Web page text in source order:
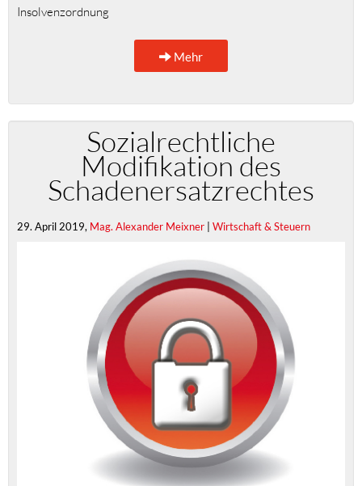
Insolvenzordnung
Mehr
Sozialrechtliche
Modifikation des
Schadenersatzrechtes
29. April 2019, Mag. Alexander Meixner | Wirtschaft & Steuern